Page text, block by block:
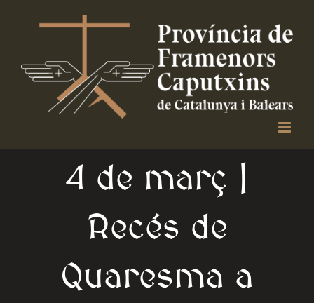
4 de març |
Recés de
Quaresma a